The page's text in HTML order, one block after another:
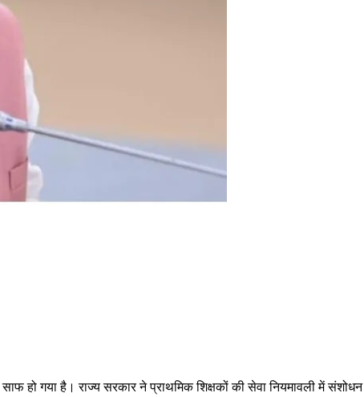
हो गया है। राज्य सरकार ने प्राथमिक शिक्षकों की सेवा नियमावली में संशोधन